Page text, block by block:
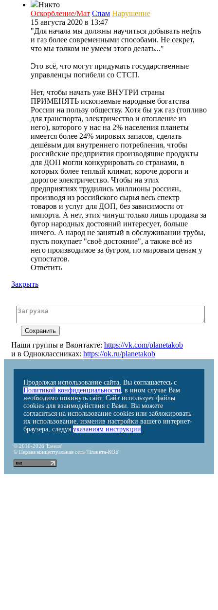
Никто
Оскорбление/Мат Спам Нарушение
15 августа 2020 в 13:47
"Для начала мы должны научиться добывать нефть
и газ более современными способами. Не секрет,
что мы толком не умеем этого делать..."
Это всё, что могут придумать государственные
управленцы погибели со СТСП.
Нет, чтобы начать уже ВНУТРИ страны
ПРИМЕНЯТЬ ископаемые народные богатства
России на пользу обществу. Хотя бы уж газ (топливо
для транспорта, электричество и отопление из
него), которого у нас на 2% населения планеты
имеется более 24% мировых запасов, сделать
дешёвым для внутреннего потребления, чтобы
российские предприятия производящие продукты
для ДОП могли конкурировать со странами, в
которых более теплый климат, короче дороги и
дорогое электричество. Чтобы на этих
предприятиях трудились миллионы россиян,
производя из российского сырья весь спектр
товаров и услуг для ДОП, без зависимости от
импорта. А нет, этих чинуш только лишь продажа за
бугор народных достояний интересует, больше
ничего. А народ не занятый в обслуживании трубы,
пусть покупает "своё достояние", а также всё из
него производимое за бугром, по мировым ценам у
супостатов.
Ответить
Закрыть
Наши группы в Вконтакте: https://vk.com/planetakob
и в Одноклассниках: https://ok.ru/planetakob
Продолжая использование сайта, Вы соглашаетесь с
Политикой конфиденциальности, в ином случае Вам
необходимо покинуть сайт. Сайт использует файлы
cookies для взаимодействия с Вами. Вы можете
согласиться на использование cookies или заблокировать
их использование, изменив настройки вашего интернет-
браузера, следуя указаниям инструкции.
© 2010-2026 'Емеля'
© Первая концептуальная сеть 'Планета-КОБ'